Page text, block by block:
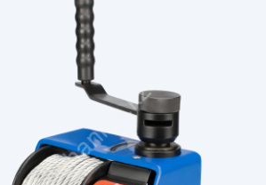
Такелажное
Генераторы
Компрессоры